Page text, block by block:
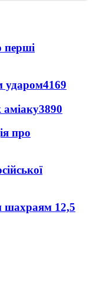
перші
ударом4169
аміаку3890
про
шахраям 12,5